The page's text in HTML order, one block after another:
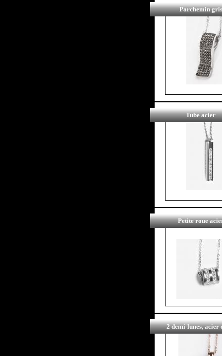
Parchemin gris
Tube acier
Petite roue
2 demi-lunes, acier